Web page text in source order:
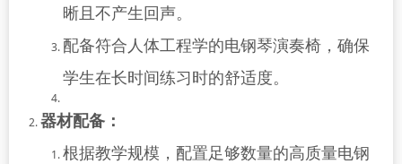
晰且不产生回声。
配备符合人体工程学的电钢琴演奏椅，确保
学生在长时间练习时的舒适度。
器材配备：
根据教学规模，配置足够数量的高质量电钢